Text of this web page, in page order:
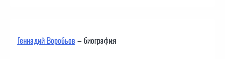
Геннадий Воробьов– биография